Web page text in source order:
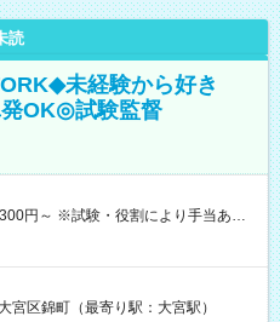
読
未経験から好き
OK◎試験監督
【即給（前払い）オプションあ
務から1週間ほどで給与の一部を受け
～17:30（休憩1時間） 時給1,300円
通費 ※当日の役割により時給＋100
宮区錦町（最寄り駅：大宮駅）